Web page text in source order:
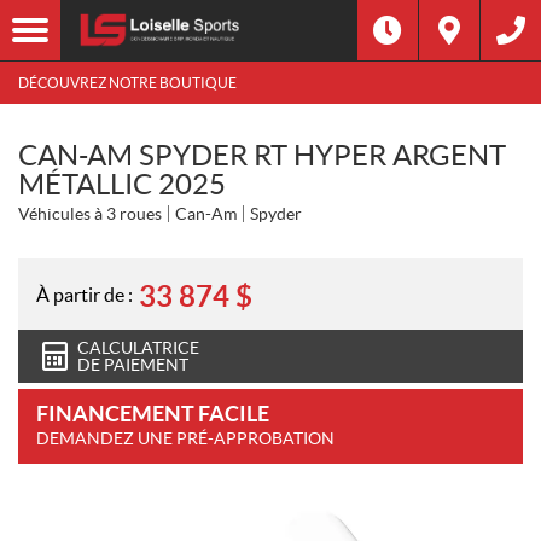
DÉCOUVREZ NOTRE BOUTIQUE
CAN-AM SPYDER RT HYPER ARGENT
MÉTALLIC 2025
Véhicules à 3 roues Can-Am Spyder
À partir de : 33 874 $
CALCULATRICE
DE PAIEMENT
FINANCEMENT FACILE
DEMANDEZ UNE PRÉ-APPROBATION